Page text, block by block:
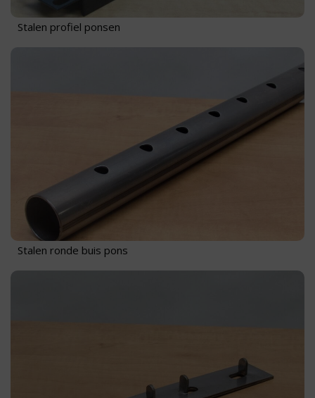
Stalen profiel ponsen
Stalen ronde buis pons